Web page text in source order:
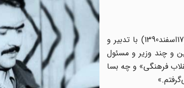
«سکانداری واحد» در عرصه فضای مجازی، عاقلانه‌ترین تصمیم برای رفع این مشکلات است. کاری که 2 سال پیش (17اسفند1390) با تدبیر و
و چند وزیر و مسئول
فرهنگی» و چه بسا